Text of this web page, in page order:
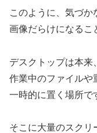
このように、気づ
画像だらけになるこ
デスクトップは本来、
作業中のファイルや
一時的に置く場所で
そこに大量のスクリ